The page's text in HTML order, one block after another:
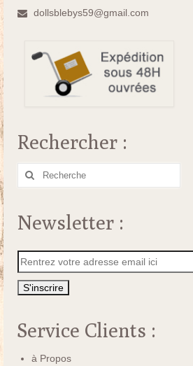
dollsblebys59@gmail.com
Rechercher :
Rechercher
Newsletter :
Service Clients :
à Propos